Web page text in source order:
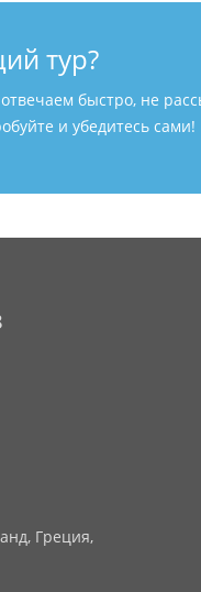
тур?
быстро, не
и убедитесь сами!
Греция,